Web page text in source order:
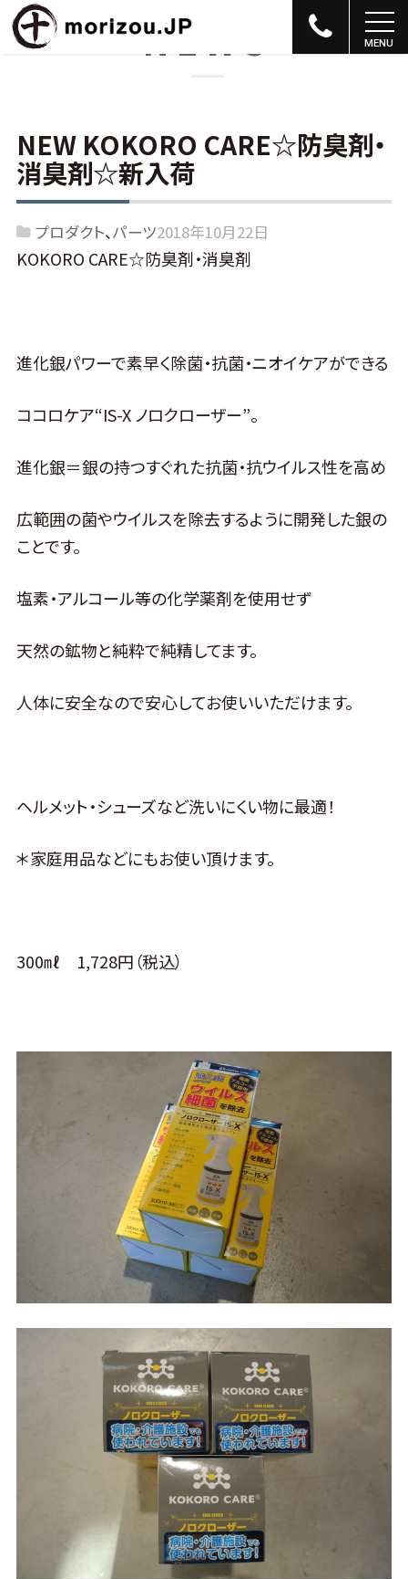
NEWS
NEW KOKORO CARE☆防臭剤・
消臭剤☆新入荷
プロダクト パーツ2018年10月22日
KOKORO CARE☆防臭剤・消臭剤
進化銀パワーで素早く除菌・抗菌・ニオイケアができる
ココロケア“IS-X ノロクローザー”。
進化銀＝銀の持つすぐれた抗菌・抗ウイルス性を高め
広範囲の菌やウイルスを除去するように開発した銀の
ことです。
塩素・アルコール等の化学薬剤を使用せず
天然の鉱物と純粋で純精してます。
人体に安全なので安心してお使いいただけます。
ヘルメット・シューズなど洗いにくい物に最適！
＊家庭用品などにもお使い頂けます。
300㎖ 1,728円（税込）